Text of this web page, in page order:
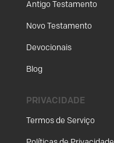
Antigo Testamento
Novo Testamento
Devocionais
Blog
PRIVACIDADE
Termos de Serviço